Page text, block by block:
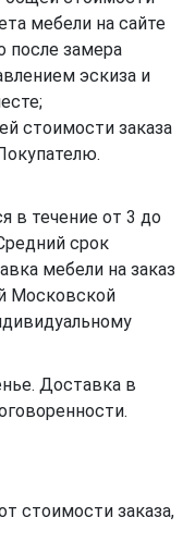
мебели на сайте
после замера
эскиза и
стоимости заказа
в течение от 3 до
срок
мебели на заказ
Московской
Доставка в
стоимости заказа,